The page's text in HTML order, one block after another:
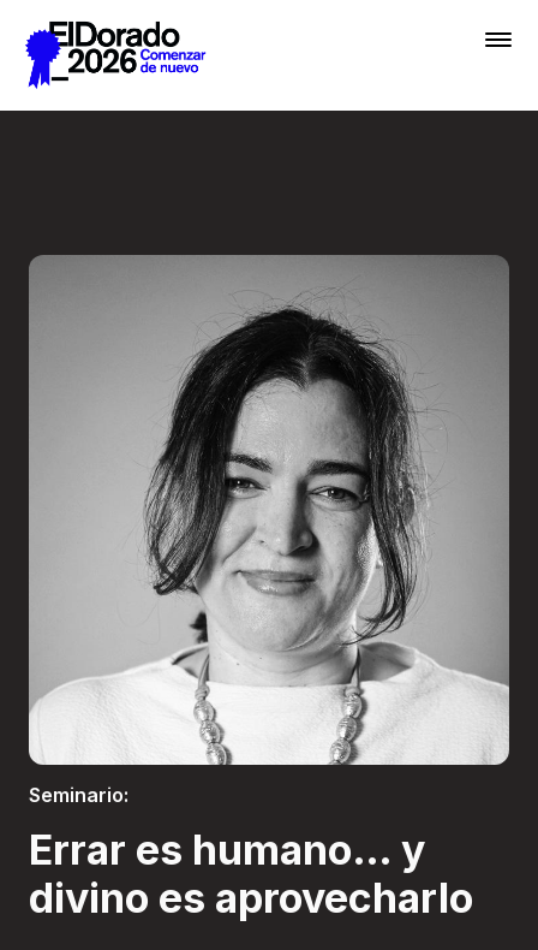
Saltar al contenido principal
Inscribir
Boletería
Seminario:
Errar es humano… y
divino es aprovecharlo